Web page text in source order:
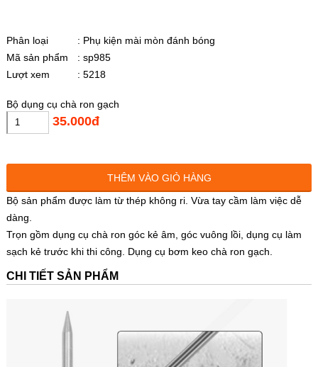
Phân loại
: Phụ kiện mài mòn đánh bóng
Mã sản phẩm
: sp985
Lượt xem
: 5218
Bộ dụng cụ chà ron gạch
35.000đ
THÊM VÀO GIỎ HÀNG
Bộ sản phẩm được làm từ thép không ri. Vừa tay cầm làm việc dễ
dàng.
Trọn gồm dụng cụ chà ron góc kẻ âm, góc vuông lồi, dụng cụ làm
sạch kẻ trước khi thi công. Dụng cụ bơm keo chà ron gạch.
CHI TIẾT SẢN PHẨM